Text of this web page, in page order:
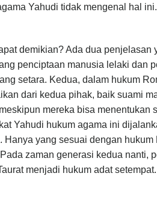
Yahudi tidak mengenal hal
demikian? Ada dua penjelasan
penciptaan manusia lelaki dan
setara. Kedua, dalam hukum
dari kedua pihak, baik suami
mereka bisa menentukan
Yahudi hukum agama ini
yang sesuai dengan
zaman generasi kedua nanti,
menjadi hukum adat setempat.